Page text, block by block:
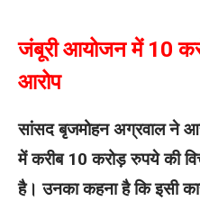
जंबूरी आयोजन में 10
आरोप
सांसद बृजमोहन अग्रवाल ने
में करीब 10 करोड़ रुपये की
है। उनका कहना है कि इसी